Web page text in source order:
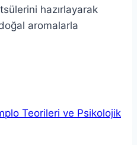
hazırlayarak
aromalarla